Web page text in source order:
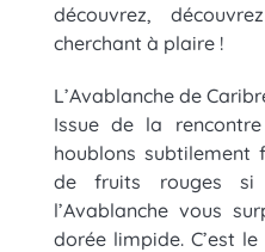
découvrez,
cherchant à plaire !
L’Avablanche de
Issue de la
houblons subtilement
de fruits rouges si
l’Avablanche vous
dorée limpide. C’est